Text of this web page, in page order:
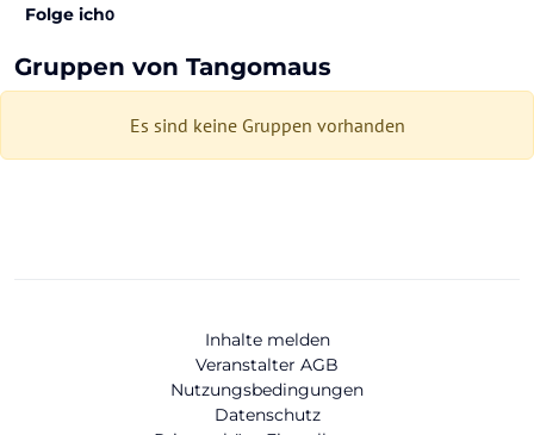
Folge ich0
Gruppen von Tangomaus
Es sind keine Gruppen vorhanden
Inhalte melden
Veranstalter AGB
Nutzungsbedingungen
Datenschutz